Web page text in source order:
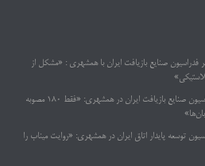
فدراسیون صنایع بازیافت ایران با همشهری : «مشکل از
یادداشت ویژه هفته محیط‌زیست رئیس فدراسیون صنایع بازیافت ایران در همشهری: «فقط ۱۸۰ مصوبه
توسعه پایدار اتاق ایران در همشهری: «روایت میناب را